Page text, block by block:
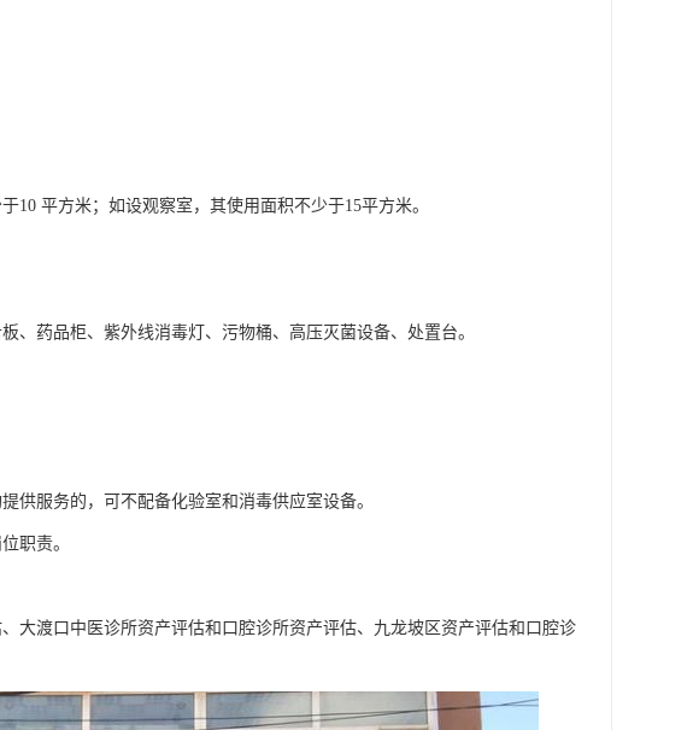
平方米；如设观察室，其使用面积不少于15平方米。
、药品柜、紫外线消毒灯、污物桶、高压灭菌设备、处置台。
供服务的，可不配备化验室和消毒供应室设备。
职责。
大渡口中医诊所资产评估和口腔诊所资产评估、九龙坡区资产评估和口腔诊